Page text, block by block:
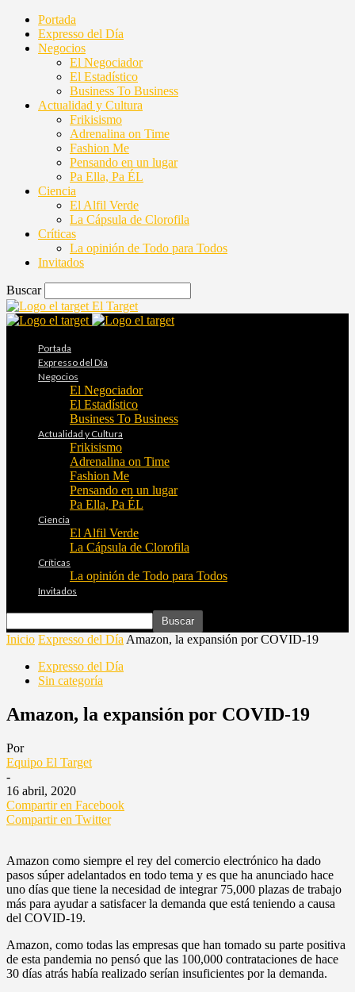
Portada
Expresso del Día
Negocios
El Negociador
El Estadístico
Business To Business
Actualidad y Cultura
Frikisismo
Adrenalina on Time
Fashion Me
Pensando en un lugar
Pa Ella, Pa ÉL
Ciencia
El Alfil Verde
La Cápsula de Clorofila
Críticas
La opinión de Todo para Todos
Invitados
Buscar
El Target
Portada
Expresso del Día
Negocios
El Negociador
El Estadístico
Business To Business
Actualidad y Cultura
Frikisismo
Adrenalina on Time
Fashion Me
Pensando en un lugar
Pa Ella, Pa ÉL
Ciencia
El Alfil Verde
La Cápsula de Clorofila
Críticas
La opinión de Todo para Todos
Invitados
Inicio Expresso del Día Amazon, la expansión por COVID-19
Expresso del Día
Sin categoría
Amazon, la expansión por COVID-19
Por
Equipo El Target
-
16 abril, 2020
Compartir en Facebook
Compartir en Twitter
Amazon como siempre el rey del comercio electrónico ha dado
pasos súper adelantados en todo tema y es que ha anunciado hace
uno días que tiene la necesidad de integrar 75,000 plazas de trabajo
más para ayudar a satisfacer la demanda que está teniendo a causa
del COVID-19.
Amazon, como todas las empresas que han tomado su parte positiva
de esta pandemia no pensó que las 100,000 contrataciones de hace
30 días atrás había realizado serían insuficientes por la demanda.